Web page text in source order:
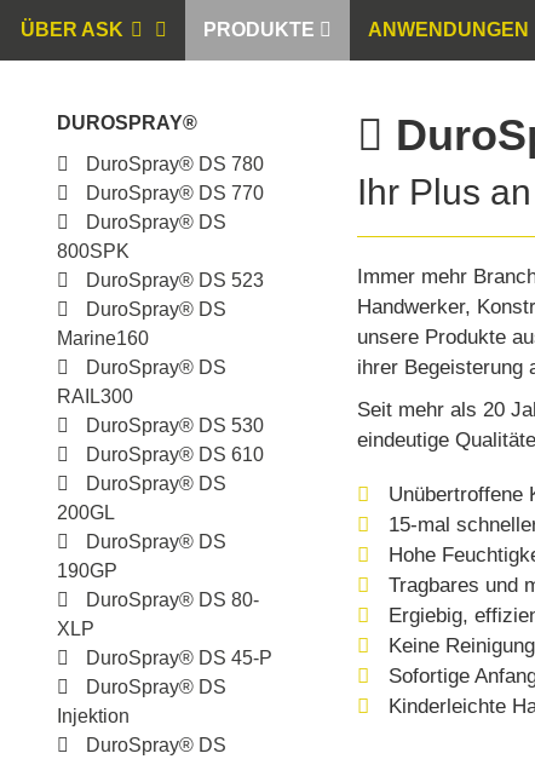
ÜBER ASK PRODUKTE ANWENDUNGEN
DUROSPRAY®
DuroSpray® DS 780
DuroSpray® DS 770
DuroSpray® DS
800SPK
DuroSpray® DS 523
DuroSpray® DS
Marine160
DuroSpray® DS
RAIL300
DuroSpray® DS 530
DuroSpray® DS 610
DuroSpray® DS
200GL
DuroSpray® DS
190GP
DuroSpray® DS 80-
XLP
DuroSpray® DS 45-P
DuroSpray® DS
Injektion
DuroSpray® DS
Ihr Plus
Immer mehr
Handwerker,
unsere Produkte
ihrer Begeisterung
Seit mehr als 20
eindeutige
Unübertroffene
15-mal
Hohe
Tragbares und
Ergiebig,
Keine
Sofortige
Kinderleichte